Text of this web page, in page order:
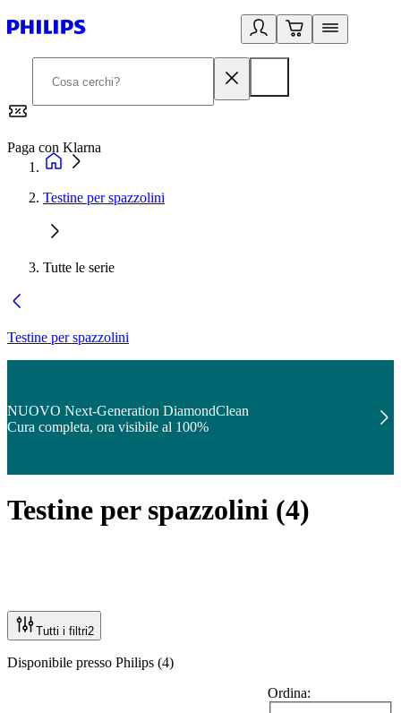
Paga con Klarna
Testine per spazzolini
Tutte le serie
Testine per spazzolini
NUOVO Next-Generation DiamondClean
Cura completa, ora visibile al 100%
Testine per spazzolini (4)
Tutti i filtri2
Disponibile presso Philips (4)
Ordina: